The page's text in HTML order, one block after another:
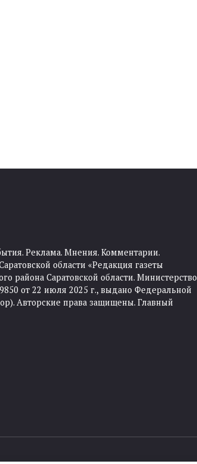
Реклама. Мнения. Комментарии.
области «Редакция газеты
района Саратовской области. Министерство
от 22 июля 2025 г., выдано Федеральной
Авторские права защищены. Главный